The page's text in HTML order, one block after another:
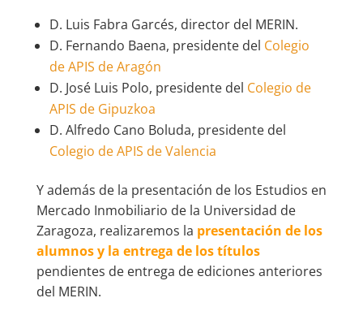
D. Luis Fabra Garcés, director del MERIN.
D. Fernando Baena, presidente del Colegio
de APIS de Aragón
D. José Luis Polo, presidente del Colegio de
APIS de Gipuzkoa
D. Alfredo Cano Boluda, presidente del
Colegio de APIS de Valencia
Y además de la presentación de los Estudios en
Mercado Inmobiliario de la Universidad de
Zaragoza, realizaremos la presentación de los
alumnos y la entrega de los títulos
pendientes de entrega de ediciones anteriores
del MERIN.